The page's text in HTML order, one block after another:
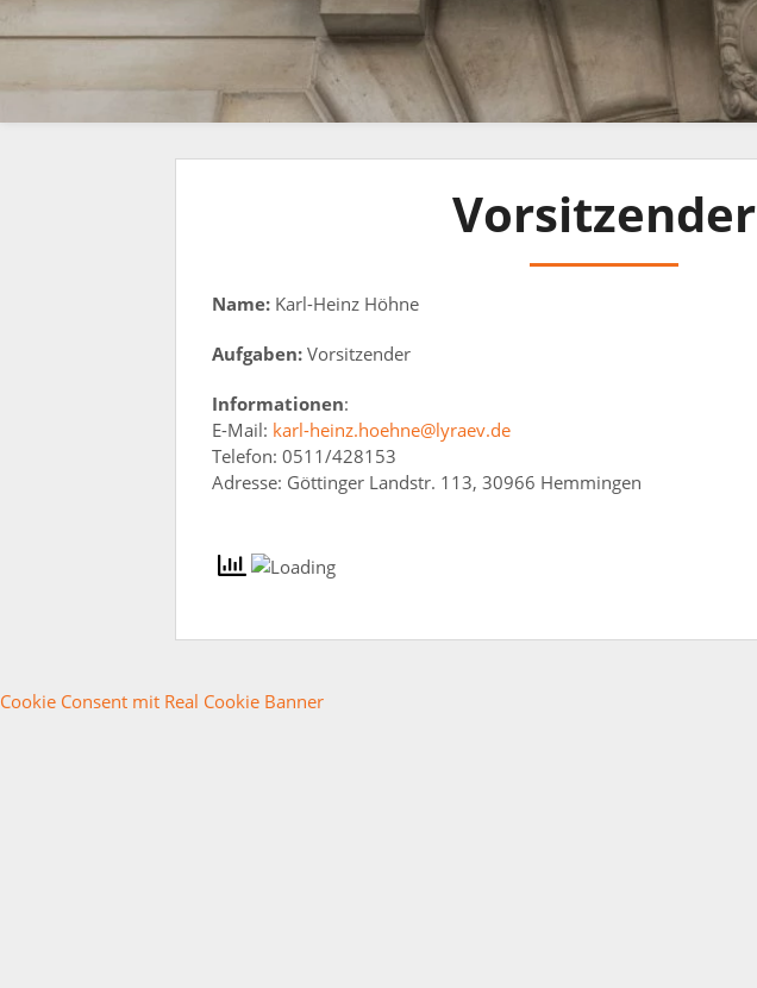
Vorsitzender
Name: Karl-Heinz Höhne
Aufgaben: Vorsitzender
Informationen:
E-Mail: karl-heinz.hoehne@lyraev.de
Telefon: 0511/428153‬
Adresse: Göttinger Landstr. 113, 30966 Hemmingen
Cookie Consent mit Real Cookie Banner